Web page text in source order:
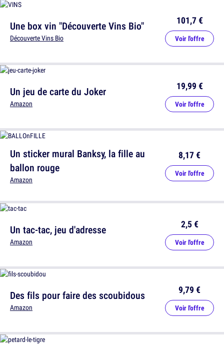
Une box vin "Découverte Vins Bio"
Découverte Vins Bio
101,7 €
Voir l'offre
Un sticker mural Banksy, la fille au
ballon rouge
Amazon
8,17 €
Voir l'offre
Des fils pour faire des scoubidous
Amazon
9,79 €
Voir l'offre
Un jeu de carte du Joker
Amazon
19,99 €
Voir l'offre
Un tac-tac, jeu d'adresse
Amazon
2,5 €
Voir l'offre